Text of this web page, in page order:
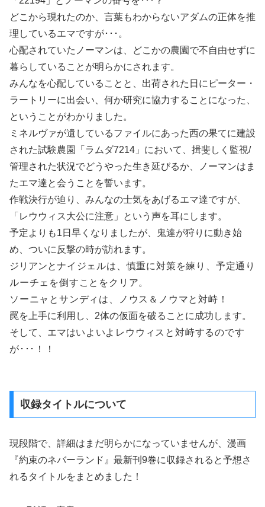
どこから現れたのか、言葉もわからないアダムの正体を推
理しているエマですが･･･。
心配されていたノーマンは、どこかの農園で不自由せずに
暮らしていることが明らかにされます。
みんなを心配していることと、出荷された日にピーター・
ラートリーに出会い、何か研究に協力することになった、
ということがわかりました。
ミネルヴァが遺しているファイルにあった西の果てに建設
された試験農園「ラムダ7214」において、揖斐しく監視/
管理された状況でどうやった生き延びるか、ノーマンはま
たエマ達と会うことを誓います。
作戦決行が迫り、みんなの士気をあげるエマ達ですが、
「レウウィス大公に注意」という声を耳にします。
予定よりも1日早くなりましたが、鬼達が狩りに動き始
め、ついに反撃の時が訪れます。
ジリアンとナイジェルは、慎重に対策を練り、予定通り
ルーチェを倒すことをクリア。
ソーニャとサンディは、
ノウス＆ノウマと対峙！
罠を上手に利用し、2体の仮面を破ることに成功します。
そして、エマはいよいよ レウウィスと対峙するのです
が･･･！！
収録タイトルについて
現段階で、詳細はまだ明らかになっていませんが、漫画
『約束のネバーランド』最新刊9巻に収録されると予想さ
れるタイトルをまとめました！